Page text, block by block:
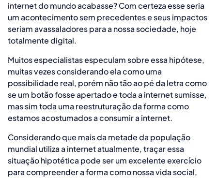
internet do mundo acabasse? Com certeza esse seria
um acontecimento sem precedentes e seus impactos
seriam avassaladores para a nossa sociedade, hoje
totalmente digital.
Muitos especialistas especulam sobre essa hipótese,
muitas vezes considerando ela como uma
possibilidade real, porém não tão ao pé da letra como
se um botão fosse apertado e toda a internet sumisse,
mas sim toda uma reestruturação da forma como
estamos acostumados a consumir a internet.
Considerando que mais da metade da população
mundial utiliza a internet atualmente, traçar essa
situação hipotética pode ser um excelente exercício
para compreender a forma como nossa vida social,